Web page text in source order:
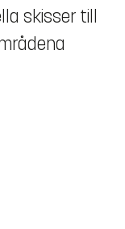
skisser till